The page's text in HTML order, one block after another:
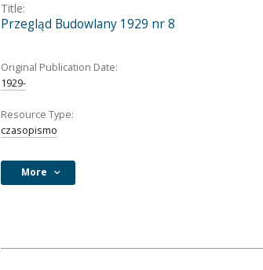
Title:
Przegląd Budowlany 1929 nr 8
Original Publication Date:
1929-
Resource Type:
czasopismo
More